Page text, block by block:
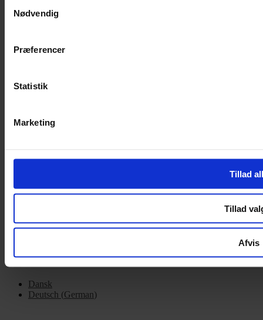
Nødvendig
Præferencer
Statistik
Marketing
Tillad
Tillad
Afvis
Handelsbetingelser
Om Yarn Every Wear
Mandag – Fredag 10:00 – 17:30
Copyright © 2022.Design & hosting by Webhuset Ballum ApS
Dansk
Deutsch (German)